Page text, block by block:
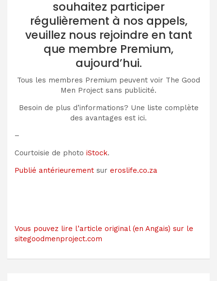
souhaitez participer
régulièrement à nos appels,
veuillez nous rejoindre en tant
que membre Premium,
aujourd’hui.
Tous les membres Premium peuvent voir The Good
Men Project sans publicité.
Besoin de plus d’informations? Une liste complète
des avantages est ici.
–
Courtoisie de photo iStock.
Publié antérieurement sur eroslife.co.za
Vous pouvez lire l’article original (en Angais) sur le
sitegoodmenproject.com